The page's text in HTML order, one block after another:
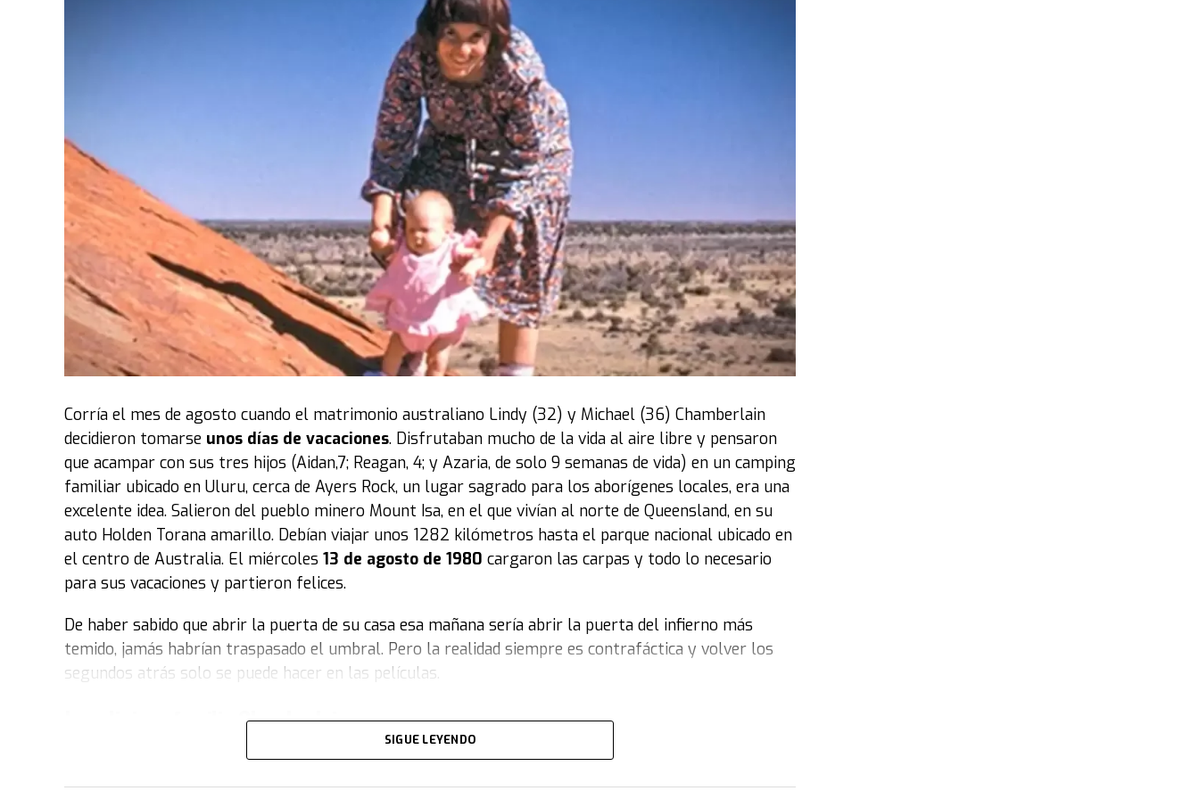
Quién es el creador de las Labubus y por qué tardaron tanto en convertirse en
Fueron creadas originalmente por el artista coreano Kasing Lung.
ilustrado y Labubu era uno de Los Monstruos.
Las muñecas Labubus salieron al mercado en 2019como parte de una serie y sin demasiada
expectativa. Era un producto más de los que se sacaban para el público infantojuvenil. Pop Mart, la
empresa fabricante, no había depositado muchas ilusiones en ellas. Y en los primeros años no se
equivocaron. Un camino lento y discreto. Hasta que en 2024 se produjo la explosión fenomenal.
Primero fue China, luego el resto del mercado asiático. Después, el mundo occidental.
Dicen que quien inició la tendencia fue Lisa, cantante K-pop e integrante de la banda Blackpink.
Cada cosa que ella muestre en sus redes es consumida después con devoción por sus millones de
fans. Zapatillas, ropa, teléfonos, restaurantes a los que concurre. En abril del 2024 publicó en
Instagram varias imágenes junto a sus Labubus. Sus fans se encargaron del resto.
A partir de ese momento no se detuvo el fenómeno. Se esparció velozmente. Un contagio global.
Según la edición, las Labubus pueden salir entre 18 y 50 dólares. Pero después hace su trabajo el
mercado, la ley de oferta y demanda. La desesperación de la gente por tenerlas es tal, que su precio
en el mercado de la reventa se multiplica exponencialmente.
Las peleas que surgen en los lugares de venta física se deben a que algunos acaparan
demasiadas para venderlas en sitios de internet a precios mucho más elevados que los
de una ocasión estas ventas en comercios y realizarlas totalmente a través de internet debido a los
disturbios (en los que estuvieron involucrados dependientes, padres, niños y adolescentes).
revolucionaria ni del diseño más hermoso del mundo. Es más,al enfrentarse a ellas por primera
vez, uno no sabe si son bellas, tiernas, insípidas o desagradables. No parecen memorables a
Corría el mes de agosto cuando el matrimonio australiano Lindy (32) y Michael (36) Chamberlain
decidieron tomarse unos días de vacaciones. Disfrutaban mucho de la vida al aire libre y pensaron
que acampar con sus tres hijos (Aidan,7; Reagan, 4; y Azaria, de solo 9 semanas de vida) en un camping
familiar ubicado en Uluru, cerca de Ayers Rock, un lugar sagrado para los aborígenes locales, era una
excelente idea. Salieron del pueblo minero Mount Isa, en el que vivían al norte de Queensland, en su
auto Holden Torana amarillo. Debían viajar unos 1282 kilómetros hasta el parque nacional ubicado en
el centro de Australia. El miércoles 13 de agosto de 1980 cargaron las carpas y todo lo necesario
para sus vacaciones y partieron felices.
De haber sabido que abrir la puerta de su casa esa mañana sería abrir la puerta del infierno más
temido, jamás habrían traspasado el umbral. Pero la realidad siempre es contrafáctica y volver los
segundos atrás solo se puede hacer en las películas.
La religiosa familia Chamberlain
Michael Chamberlain, de origen neozelandés, había llegado a Australia en 1964, con solo 20 años. Se
SIGUE LEYENDO